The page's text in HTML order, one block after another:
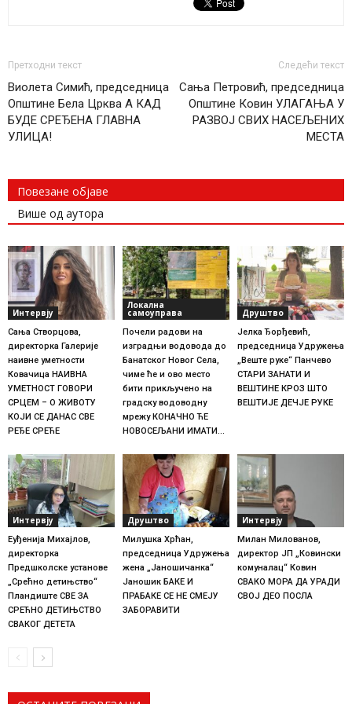
Претходни текст
Виолета Симић, председница
Општине Бела Црква А КАД
БУДЕ СРЕЂЕНА ГЛАВНА
УЛИЦА!
Следећи текст
Сања Петровић, председница
Општине Ковин УЛАГАЊА У
РАЗВОЈ СВИХ НАСЕЉЕНИХ
МЕСТА
Повезане објаве
Више од аутора
Интервју
Сања Створцова,
директорка Галерије
наивне уметности
Ковачица НАИВНА
УМЕТНОСТ ГОВОРИ
СРЦЕМ – О ЖИВОТУ
КОЈИ СЕ ДАНАС СВЕ
РЕЂЕ СРЕЋЕ
Локална
самоуправа
Почели радови на
изградњи водовода до
Банатског Новог Села,
чиме ће и ово место
бити прикључено на
градску водоводну
мрежу КОНАЧНО ЋЕ
НОВОСЕЉАНИ ИМАТИ...
Друштво
Јелка Ђорђевић,
председница Удружења
„Веште руке“ Панчево
СТАРИ ЗАНАТИ И
ВЕШТИНЕ КРОЗ ШТО
ВЕШТИЈЕ ДЕЧЈЕ РУКЕ
Интервју
Еуђенија Михајлов,
директорка
Предшколске установе
„Срећно детињство“
Пландиште СВЕ ЗА
СРЕЋНО ДЕТИЊСТВО
СВАКОГ ДЕТЕТА
Друштво
Милушка Хрћан,
председница Удружења
жена „Јаношичанка“
Јаношик БАКЕ И
ПРАБАКЕ СЕ НЕ СМЕЈУ
ЗАБОРАВИТИ
Интервју
Милан Милованов,
директор ЈП „Ковински
комуналац“ Ковин
СВАКО МОРА ДА УРАДИ
СВОЈ ДЕО ПОСЛА